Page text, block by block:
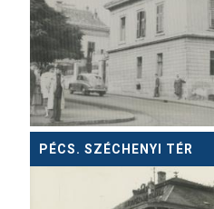
PÉCS. SZÉCHENYI TÉR